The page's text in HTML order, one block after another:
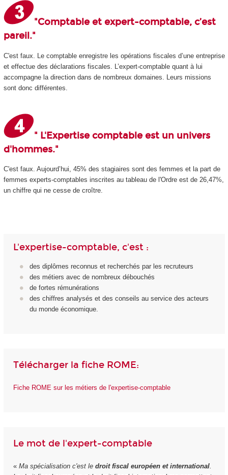
"Comptable et expert-comptable, c’est
pareil."
C'est faux. Le comptable enregistre les opérations fiscales d’une entreprise
et effectue des déclarations fiscales. L’expert-comptable quant à lui
accompagne la direction dans de nombreux domaines. Leurs missions
sont donc différentes.
" L'Expertise comptable est un univers
d'hommes."
C'est faux. Aujourd’hui, 45% des stagiaires sont des femmes et la part de
femmes experts-comptables inscrites au tableau de l'Ordre est de 26,47%,
un chiffre qui ne cesse de croître.
L'expertise-comptable, c'est :
des diplômes reconnus et recherchés par les recruteurs
des métiers avec de nombreux débouchés
de fortes rémunérations
des chiffres analysés et des conseils au service des acteurs
du monde économique.
Télécharger la fiche ROME:
Fiche ROME sur les métiers de l'expertise-comptable
Le mot de l'expert-comptable
« Ma spécialisation c'est le droit fiscal européen et international.